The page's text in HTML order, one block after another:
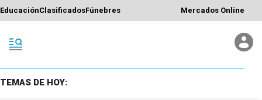
EducaciónClasificadosFúnebres Mercados Online
TEMAS DE HOY: